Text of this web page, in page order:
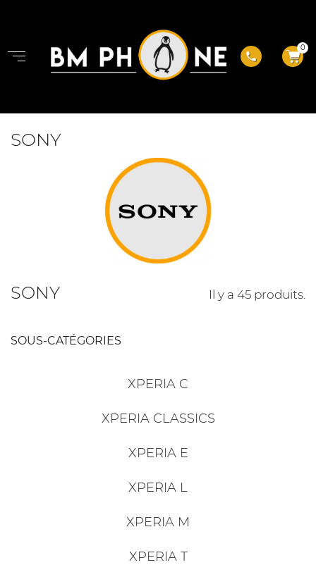
phone
0
SONY
SONY Il y a 45 produits.
SOUS-CATÉGORIES
XPERIA C
XPERIA CLASSICS
XPERIA E
XPERIA L
XPERIA M
XPERIA T